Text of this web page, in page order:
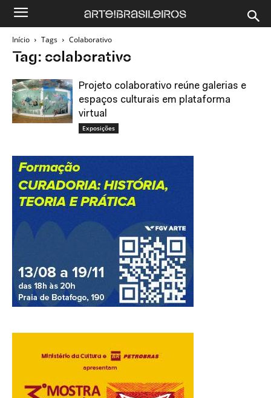
Início Tags Colaborativo
Tag: colaborativo
Projeto colaborativo reúne galerias e
espaços culturais em plataforma
virtual
Exposições